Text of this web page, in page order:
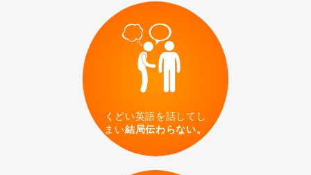
カフェ・ファストフード
くどい英語を話してし
まい結局伝わらない。